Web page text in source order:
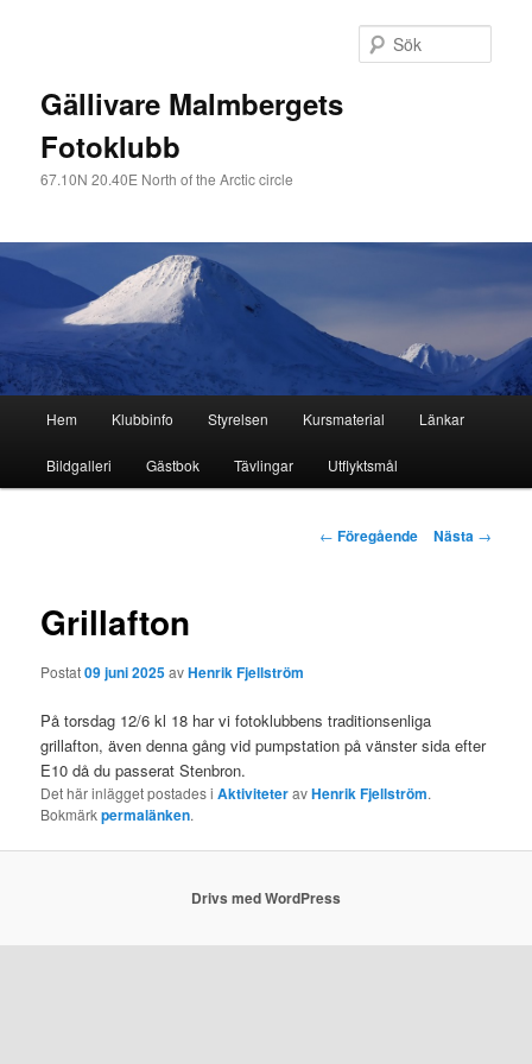
Gällivare Malmbergets
Fotoklubb
67.10N 20.40E North of the Arctic circle
Hoppa
till
Hem Klubbinfo Styrelsen Kursmaterial Länkar
Bildgalleri Gästbok Tävlingar Utflyktsmål
Inläggsnavigering
← Föregående Nästa →
Grillafton
Postat09 juni 2025avHenrik Fjellström
På torsdag 12/6 kl 18 har vi fotoklubbens traditionsenliga
grillafton, även denna gång vid pumpstation på vänster sida efter
E10 då du passerat Stenbron.
Det här inlägget postades iAktiviteteravHenrik Fjellström.
Bokmärkpermalänken.
Drivs med WordPress